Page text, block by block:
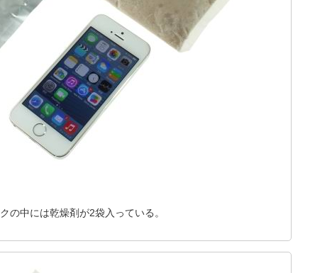
の中には乾燥剤が2袋入っている。